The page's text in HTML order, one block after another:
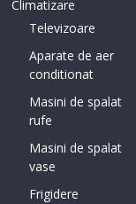
Climatizare
Televizoare
Aparate de aer
conditionat
Masini de spalat
rufe
Masini de spalat
vase
Frigidere